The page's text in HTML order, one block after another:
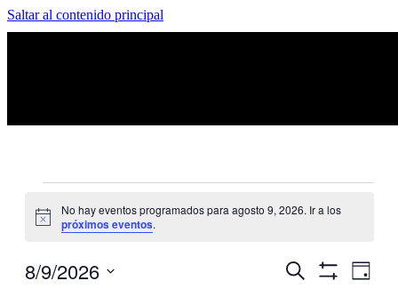
Saltar al contenido principal
Eventos
en
Aviso
No hay eventos programados para agosto 9, 2026. Ir a los
próximos eventos.
Buscar
Día
8/9/2026